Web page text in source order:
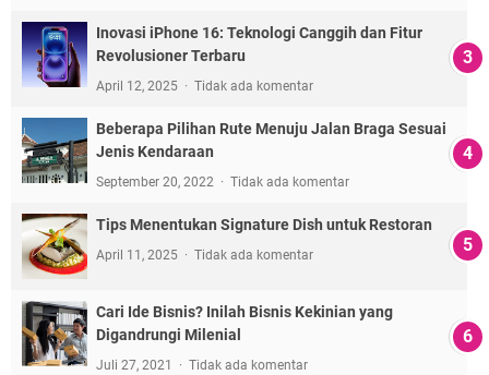
Inovasi iPhone 16: Teknologi Canggih dan Fitur
Revolusioner Terbaru
April 12, 2025 Tidak ada komentar
Beberapa Pilihan Rute Menuju Jalan Braga Sesuai
Jenis Kendaraan
September 20, 2022 Tidak ada komentar
Tips Menentukan Signature Dish untuk Restoran
April 11, 2025 Tidak ada komentar
Cari Ide Bisnis? Inilah Bisnis Kekinian yang
Digandrungi Milenial
Juli 27, 2021 Tidak ada komentar